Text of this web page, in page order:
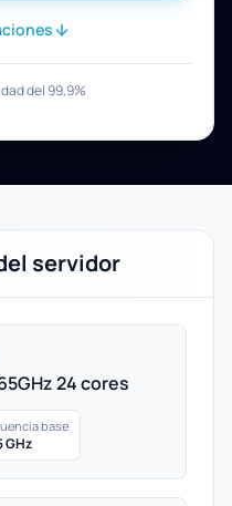
del 99,9%
servidor
24 cores
base
GHz